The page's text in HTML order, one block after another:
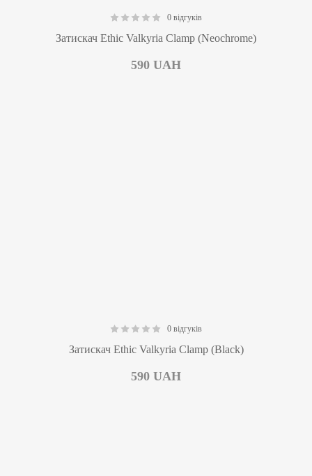
0 відгуків
Затискач Ethic Valkyria Clamp (Neochrome)
590 UAH
0 відгуків
Затискач Ethic Valkyria Clamp (Black)
590 UAH